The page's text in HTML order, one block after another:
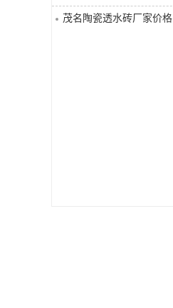
茂名陶瓷透水砖厂家价格